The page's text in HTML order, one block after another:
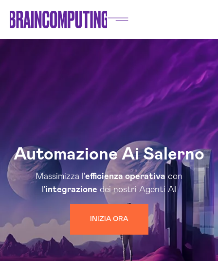
Automazione Ai Salerno
Massimizza l'efficienza operativa con
l'integrazione dei nostri Agenti AI
INIZIA ORA